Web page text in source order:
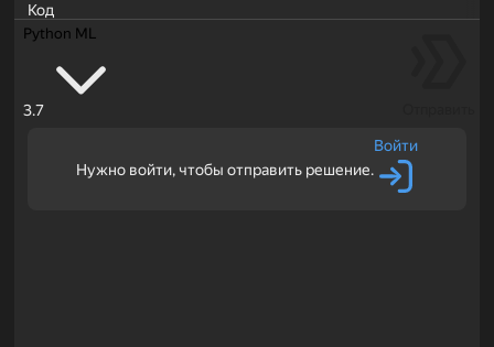
Код
Python ML
3.7
Нужно войти, чтобы отправить решение.
Войти